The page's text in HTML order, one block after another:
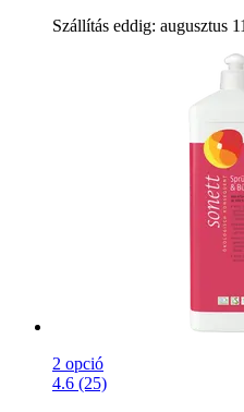
Szállítás eddig: augusztus
2 opció
4.6 (25)